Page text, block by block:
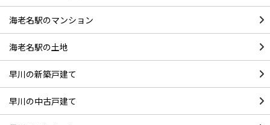
海老名駅のマンション
海老名駅の土地
早川の新築戸建て
早川の中古戸建て